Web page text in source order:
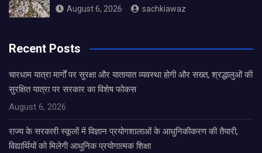
August 6, 2026 sachkiawaz
Recent Posts
चारधाम यात्रा मार्गों पर सुरक्षा और यातायात व्यवस्था होगी और सख्त, श्रद्धालुओं की
सुरक्षित यात्रा पर सरकार का विशेष फोकस
August 6, 2026
राज्य के सरकारी स्कूलों में विज्ञान प्रयोगशालाओं के आधुनिकीकरण की तैयारी,
विद्यार्थियों को मिलेगी आधुनिक प्रयोगात्मक शिक्षा